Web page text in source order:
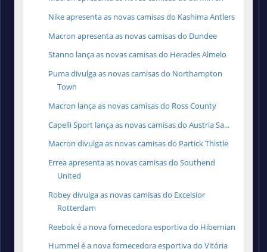
Nike apresenta as novas camisas do Kashima Antlers
Macron apresenta as novas camisas do Dundee
Stanno lança as novas camisas do Heracles Almelo
Puma divulga as novas camisas do Northampton
Town
Macron lança as novas camisas do Ross County
Capelli Sport lança as novas camisas do Austria Sa...
Macron divulga as novas camisas do Partick Thistle
Errea apresenta as novas camisas do Southend
United
Robey divulga as novas camisas do Excelsior
Rotterdam
Reebok é a nova fornecedora esportiva do Hibernian
Hummel é a nova fornecedora esportiva do Vitória